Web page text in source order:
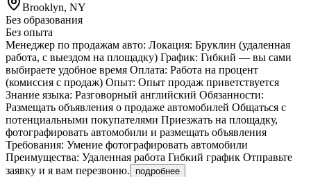
Brooklyn, NY
Без образования
Без опыта
Менеджер по продажам авто: Локация: Бруклин (удаленная
работа, с выездом на площадку) График: Гибкий — вы сами
выбираете удобное время Оплата: Работа на процент
(комиссия с продаж) Опыт: Опыт продаж приветствуется
Знание языка: Разговорный английский Обязанности:
Размещать объявления о продаже автомобилей Общаться с
потенциальными покупателями Приезжать на площадку,
фотографировать автомобили и размещать объявления
Требования: Умение фотографировать автомобили
Преимущества: Удаленная работа Гибкий график Отправьте
заявку и я вам перезвоню.
подробнее